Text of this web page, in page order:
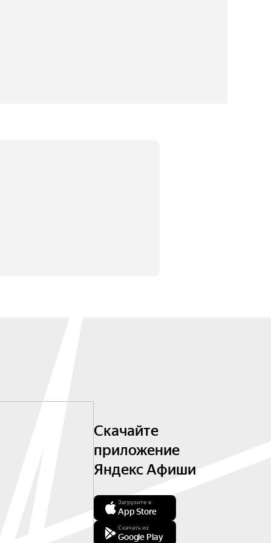
Скачайте
приложение
Яндекс Афиши
Загрузите в
App Store
Скачать из
Google Play